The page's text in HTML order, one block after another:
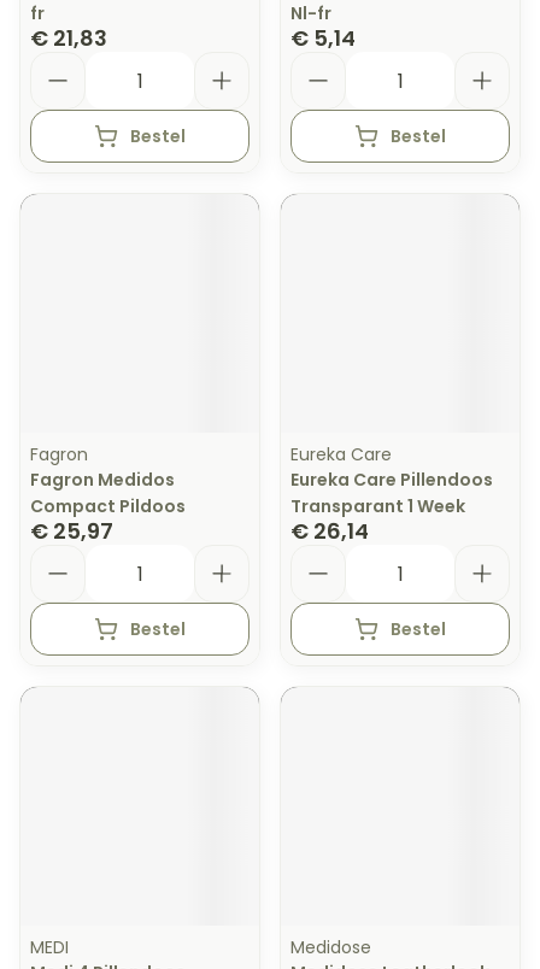
fr
€ 21,83
Bestel
Nl-fr
€ 5,14
Bestel
Fagron
Fagron Medidos
Compact Pildoos
€ 25,97
Bestel
Eureka Care
Eureka Care Pillendoos
Transparant 1 Week
€ 26,14
Bestel
MEDI
Medidose